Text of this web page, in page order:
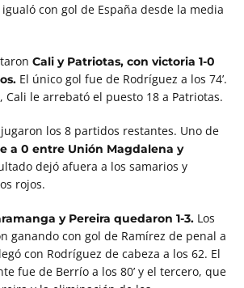
con gol de España desde la media
Cali y Patriotas, con victoria 1-0
El único gol fue de Rodríguez a los 74’.
Cali le arrebató el puesto 18 a Patriotas.
los 8 partidos restantes. Uno de
a 0 entre Unión Magdalena y
dejó afuera a los samarios y
rojos.
y Pereira quedaron 1-3. Los
ganando con gol de Ramírez de penal a
con Rodríguez de cabeza a los 62. El
fue de Berrío a los 80’ y el tercero, que